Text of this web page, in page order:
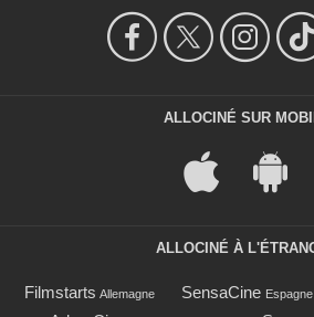
ALLOCINÉ SUR
ALLOCINÉ À
Filmstarts Allemagne SensaCine Espagne